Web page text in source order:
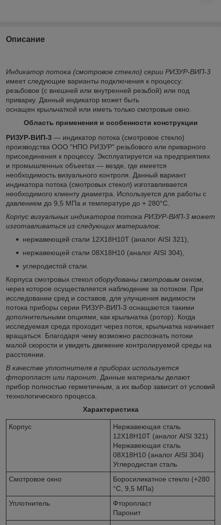
Описание
Индикатор потока (смотровое стекло) серии РИЗУР-ВИП-3
имеет следующие варианты подключения к процессу:
резьбовое (с внешней или внутренней резьбой) или под
приварку. Данный индикатор может быть
оснащен крыльчаткой или иметь только смотровые окно.
Область применения и особенности конструкции
РИЗУР-ВИП-3 — индикатор потока (смотровое стекло)
производства ООО "НПО РИЗУР" резьбового или приварного
присоединения к процессу. Эксплуатируется на предприятиях
и промышленных объектах — везде, где имеется
необходимость визуального контроля. Данный вариант
индикатора потока (смотровых стекол) изготавливается
необходимого клиенту диаметра. Используется для работы с
давлением до 9,5 МПа и температуре до + 280°C.
Корпус визуальных индикаторов потока РИЗУР-ВИП-3 может
изготавливаться из следующих материалов:
нержавеющей стали 12Х18Н10Т (аналог AISI 321),
нержавеющей стали 08Х18Н10 (аналог AISI 304),
углеродистой стали.
Корпуса смотровых стекол оборудованы смотровым окном
через которое осуществляется наблюдение за потоком. При
исследовании сред и составов, для улучшения видимости
потока приборы серии РИЗУР-ВИП-3 оснащаются такими
дополнительными опциями, как крыльчатка (ротор). Когда
исследуемая среда проходит через поток, крыльчатка начинает
вращаться. Благодаря чему возможно распознать потоки
малой скорости и увидеть движение контролируемой среды на
расстоянии.
В качестве уплотнителя в приборах используется
фторопласт или паронит . Данные материалы делают
прибор полностью герметичным, а их выбор зависит от условий
технологического процесса.
Характеристика
Корпус
Нержавеющая сталь
12Х18Н10Т (аналог AISI 321)
Нержавеющая сталь
08Х18Н10 (аналог AISI 304)
Углеродистая сталь
Смотровое окно
Боросиликатное стекло (+280
°С, 9,5 МПа)
Уплотнитель
Фторопласт
Паронит